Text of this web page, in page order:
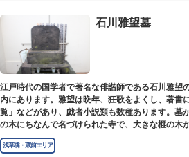
石川雅望墓
江戸時代の国学者で著名な俳諧師である石川雅望
内にあります。雅望は晩年、狂歌をよくし、著書
覧」などがあり、戯者小説類も数種あります。墓
の木にちなんで名づけられた寺で、大きな榧の木
秋葉権現で知られています。
浅草橋・蔵前エリア